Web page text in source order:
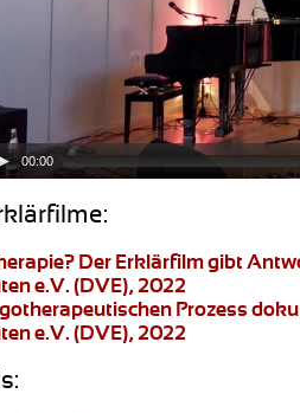
00:00
Der Erklärfilm gibt
e.V. (DVE), 2022
Prozess
e.V. (DVE), 2022